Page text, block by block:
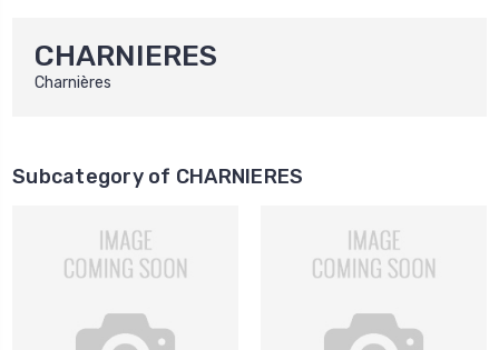
CHARNIERES
Charnières
Subcategory of CHARNIERES